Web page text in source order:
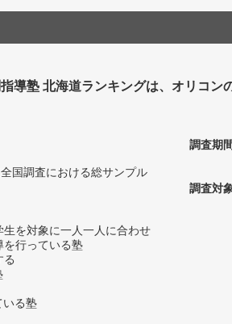
導塾 北海道ランキングは、オリコン
国調査における総サンプル
を対象に一人一人に合わせ
を行っている塾
る
いる塾
調査期間
調査対